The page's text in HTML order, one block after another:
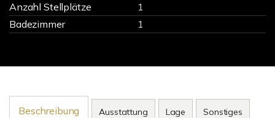
Anzahl Stellplätze
1
Badezimmer
1
Beschreibung Ausstattung Lage Sonstiges